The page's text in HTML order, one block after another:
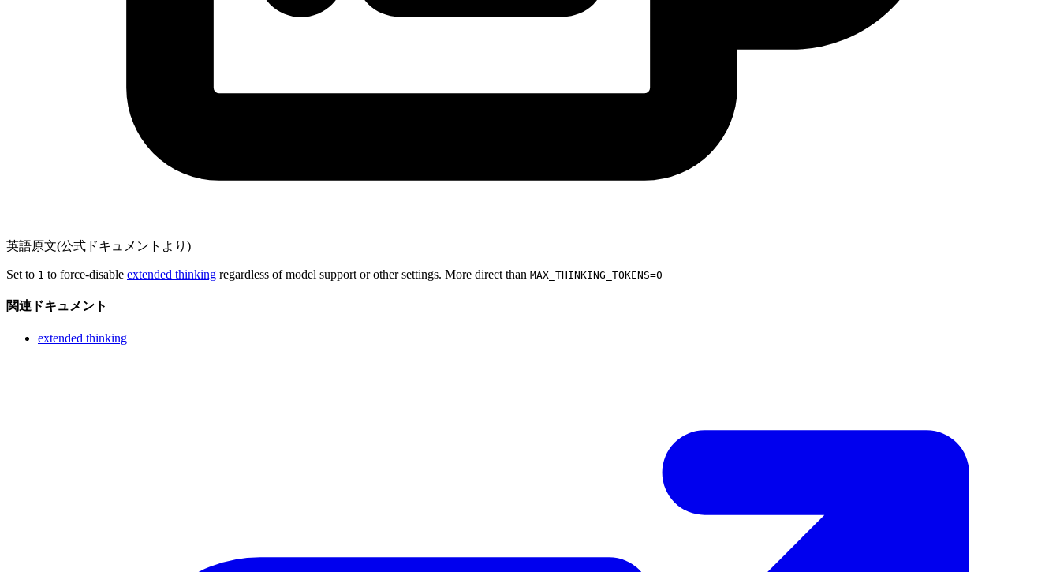
英語原文(公式ドキュメントより)
Set to 1 to force-disable extended thinking regardless of model support or other settings. More direct than MAX_THINKING_TOKENS=0
関連ドキュメント
extended thinking